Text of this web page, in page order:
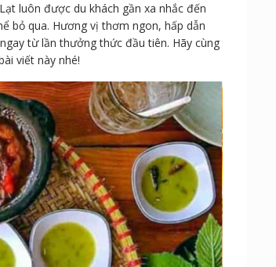
luôn được du khách gần xa nhắc đến
bỏ qua. Hương vị thơm ngon, hấp dẫn
từ lần thưởng thức đầu tiên. Hãy cùng
viết này nhé!